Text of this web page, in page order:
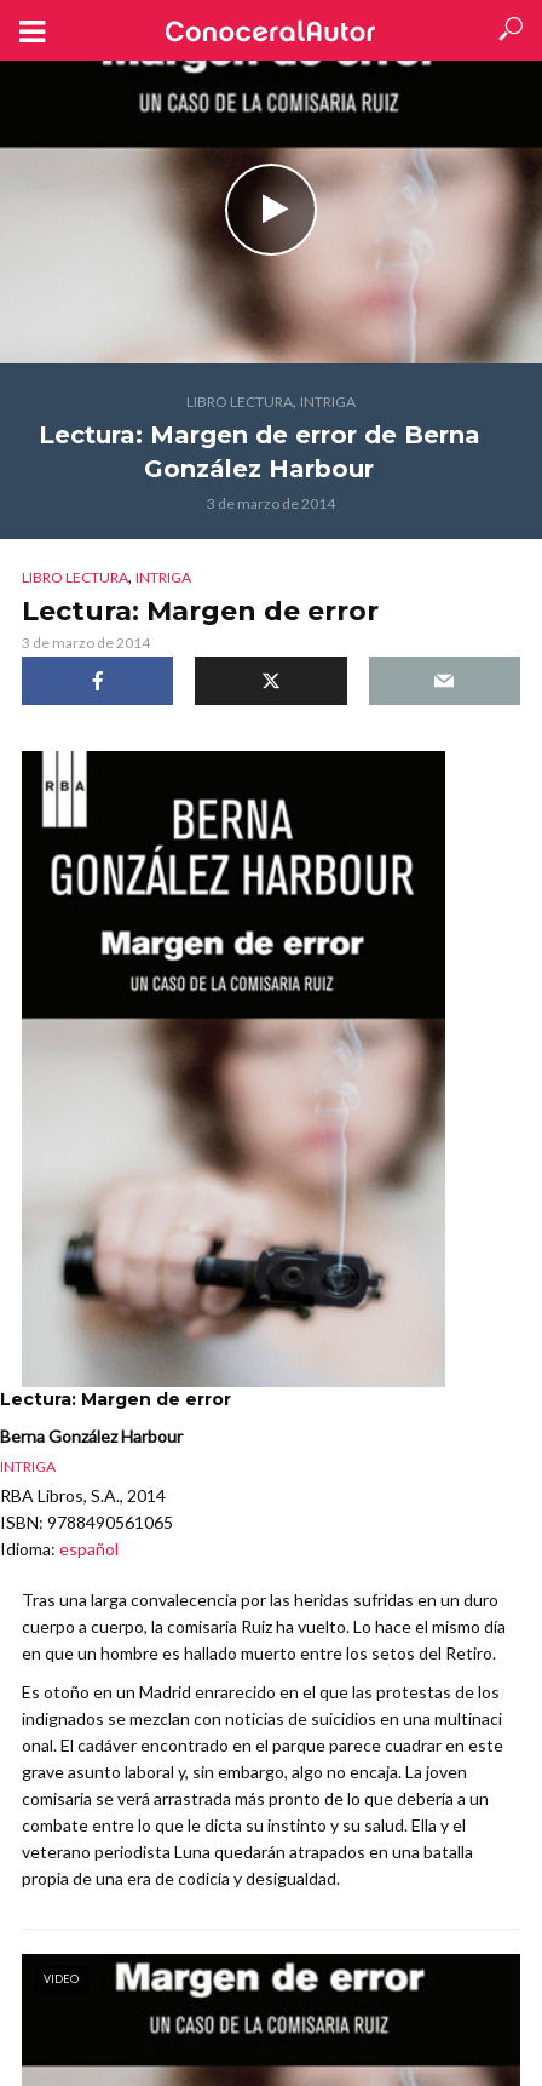
LIBRO LECTURA, INTRIGA
Lectura: Margen de errorde Berna
González Harbour
3 de marzo de 2014
LIBRO LECTURA, INTRIGA
Lectura: Margen de error
3 de marzo de 2014
Lectura: Margen de error
Berna González Harbour
INTRIGA
RBA Libros, S.A., 2014
ISBN: 9788490561065
Idioma: español
Tras una larga convalecencia por las heridas sufridas en un duro
cuerpo a cuerpo, la comisaria Ruiz ha vuelto. Lo hace el mismo día
en que un hombre es hallado muerto entre los setos del Retiro.
Es otoño en un Madrid enrarecido en el que las protestas de los
indignados se mezclan con noticias de suicidios en una multinaci
onal. El cadáver encontrado en el parque parece cuadrar en este
grave asunto laboral y, sin embargo, algo no encaja. La joven
comisaria se verá arrastrada más pronto de lo que debería a un
combate entre lo que le dicta su instinto y su salud. Ella y el
veterano periodista Luna quedarán atrapados en una batalla
propia de una era de codicia y desigualdad.
VIDEO